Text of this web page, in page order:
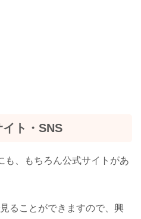
ト・SNS
も、もちろん公式サイトがあ
ることができますので、興